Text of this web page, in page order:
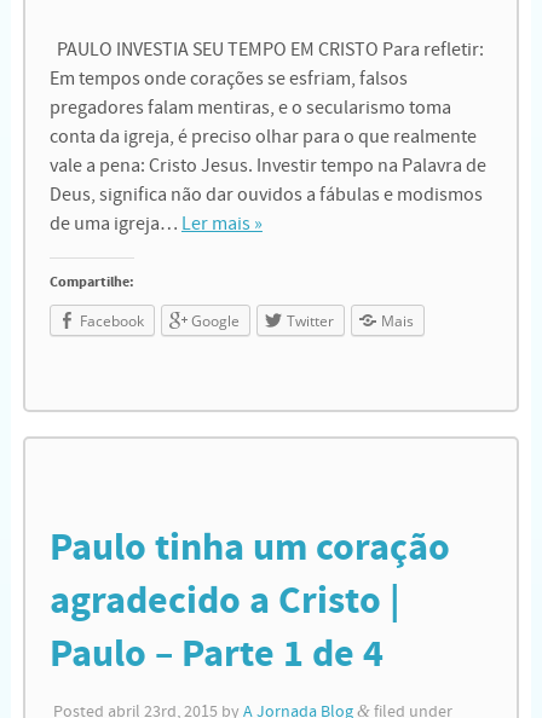
PAULO INVESTIA SEU TEMPO EM CRISTO Para refletir:
Em tempos onde corações se esfriam, falsos
pregadores falam mentiras, e o secularismo toma
conta da igreja, é preciso olhar para o que realmente
vale a pena: Cristo Jesus. Investir tempo na Palavra de
Deus, significa não dar ouvidos a fábulas e modismos
de uma igreja… Ler mais »
Compartilhe:
Facebook Google Twitter Mais
Paulo tinha um coração
agradecido a Cristo |
Paulo – Parte 1 de 4
Posted abril 23rd, 2015 by A Jornada Blog &filed under